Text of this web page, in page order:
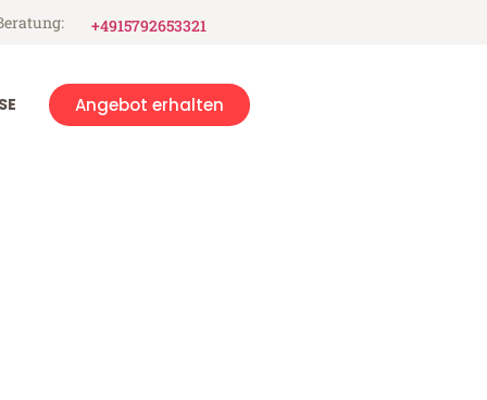
+4915792653321
Angebot erhalten